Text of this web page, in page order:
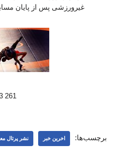
غیرورزشی پس از پایان
261 33
برچسب‌ها: اخرین خبر نشر پرتال